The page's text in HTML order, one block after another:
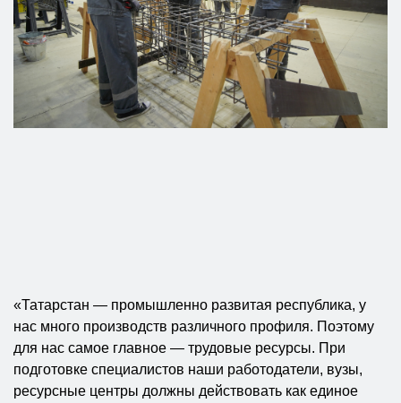
«Татарстан — промышленно развитая республика, у
нас много производств различного профиля. Поэтому
для нас самое главное — трудовые ресурсы. При
подготовке специалистов наши работодатели, вузы,
ресурсные центры должны действовать как единое